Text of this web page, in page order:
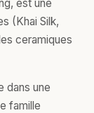
est une
(Khai Silk,
ceramiques
dans une
famille